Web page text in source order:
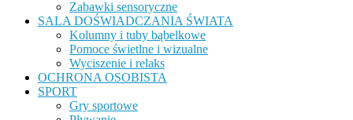
Zabawki sensoryczne
SALA DOŚWIADCZANIA ŚWIATA
Kolumny i tuby bąbelkowe
Pomoce świetlne i wizualne
Wyciszenie i relaks
OCHRONA OSOBISTA
SPORT
Gry sportowe